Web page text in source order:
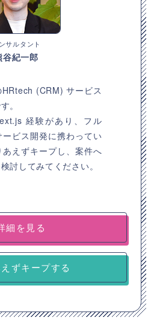
サルタント
谷紀一郎
(CRM) サービス
。
経験があり、フル
ビス開発に携わってい
えずキープし、案件へ
討してみてください。
細を見る
ずキープする